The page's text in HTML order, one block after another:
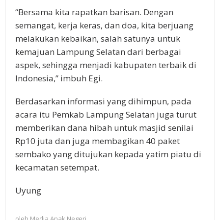
“Bersama kita rapatkan barisan. Dengan
semangat, kerja keras, dan doa, kita berjuang
melakukan kebaikan, salah satunya untuk
kemajuan Lampung Selatan dari berbagai
aspek, sehingga menjadi kabupaten terbaik di
Indonesia,” imbuh Egi.
Berdasarkan informasi yang dihimpun, pada
acara itu Pemkab Lampung Selatan juga turut
memberikan dana hibah untuk masjid senilai
Rp10 juta dan juga membagikan 40 paket
sembako yang ditujukan kepada yatim piatu di
kecamatan setempat.
Uyung